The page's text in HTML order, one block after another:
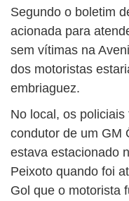
Segundo o boletim
acionada para
sem vítimas na
dos motoristas
embriaguez.
No local, os
condutor de um GM
estava estacionado
Peixoto quando foi
Gol que o motorista